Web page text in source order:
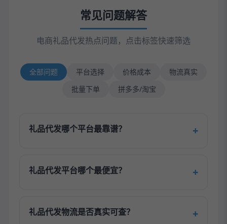
常见问题解答
电商礼品代发热点问题，点击标签快速筛选
全部问题 平台选择 价格成本
物流真实
批量下单
拼多多/淘宝
礼品代发哪个平台最靠谱？
礼品代发平台哪个最便宜？
礼品代发物流是否真实可查？